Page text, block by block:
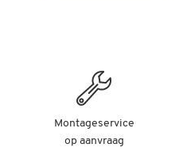
Montageservice
op aanvraag